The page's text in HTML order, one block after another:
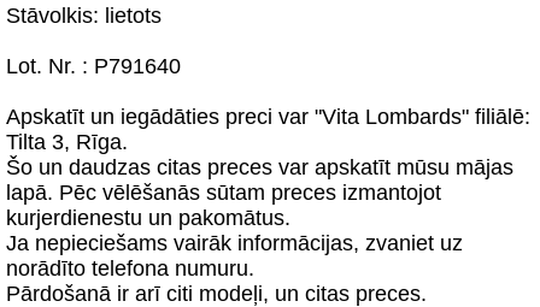
Stāvolkis: lietots
Lot. Nr. : P791640
Apskatīt un iegādāties preci var "Vita Lombards" filiālē:
Tilta 3, Rīga.
Šo un daudzas citas preces var apskatīt mūsu mājas
lapā. Pēc vēlēšanās sūtam preces izmantojot
kurjerdienestu un pakomātus.
Ja nepieciešams vairāk informācijas, zvaniet uz
norādīto telefona numuru.
Pārdošanā ir arī citi modeļi, un citas preces.